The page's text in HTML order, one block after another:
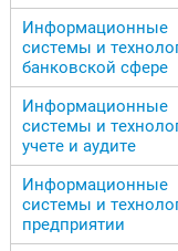
Информационные
системы и
банковской сфере
Информационные
системы и
учете и аудите
Информационные
системы и
предприятии